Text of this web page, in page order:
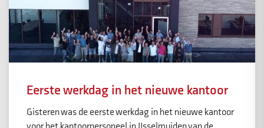
Eerste werkdag in het nieuwe kantoor
Gisteren was de eerste werkdag in het nieuwe kantoor